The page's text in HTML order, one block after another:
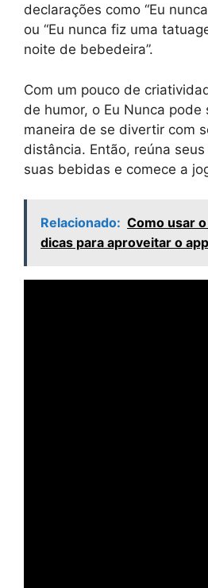
declarações como “Eu
ou “Eu nunca fiz uma
noite de bebedeira”.
Com um pouco de
de humor, o Eu Nunca pode
maneira de se divertir com
distância. Então, reúna
suas bebidas e comece a
Relacionado: Como usar
dicas para aproveitar o